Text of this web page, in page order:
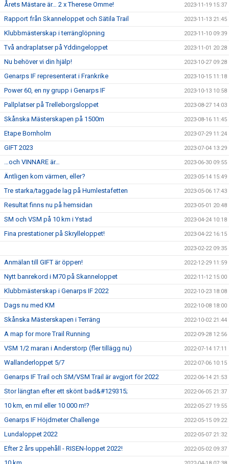
Årets Mästare är… 2 x Therese Omme! 2023-11-19 15:37
Rapport från Skanneloppet och Sätila Trail 2023-11-13 21:45
Klubbmästerskap i terränglöpning 2023-11-10 09:39
Två andraplatser på Yddingeloppet 2023-11-01 20:28
Nu behöver vi din hjälp! 2023-10-27 09:28
Genarps IF representerat i Frankrike 2023-10-15 11:18
Power 60, en ny grupp i Genarps IF 2023-10-13 10:58
Pallplatser på Trelleborgsloppet 2023-08-27 14:03
Skånska Mästerskapen på 1500m 2023-08-16 11:45
Etape Bornholm 2023-07-29 11:24
GIFT 2023 2023-07-04 13:29
…och VINNARE är… 2023-06-30 09:55
Äntligen kom värmen, eller? 2023-05-14 15:49
Tre starka/taggade lag på Humlestafetten 2023-05-06 17:43
Resultat finns nu på hemsidan 2023-05-01 20:48
SM och VSM på 10 km i Ystad 2023-04-24 10:18
Fina prestationer på Skrylleloppet! 2023-04-22 16:15
2023-02-22 09:35
Anmälan till GIFT är öppen! 2022-12-29 11:59
Nytt banrekord i M70 på Skanneloppet 2022-11-12 15:00
Klubbmästerskap i Genarps IF 2022 2022-10-23 18:08
Dags nu med KM 2022-10-08 18:00
Skånska Mästerskapen i Terräng 2022-10-02 21:44
A map for more Trail Running 2022-09-28 12:56
VSM 1/2 maran i Anderstorp (fler tillägg nu) 2022-07-14 17:11
Wallanderloppet 5/7 2022-07-06 10:15
Genarps IF Trail och SM/VSM Trail är avgjort för 2022 2022-06-14 21:53
Stor längtan efter ett skönt bad&#129315; 2022-06-05 21:37
10 km, en mil eller 10 000 m!? 2022-05-27 19:55
Genarps IF Höjdmeter Challenge 2022-05-15 09:22
Lundaloppet 2022 2022-05-07 21:32
Efter 2 års uppehåll - RISEN-loppet 2022! 2022-05-02 09:37